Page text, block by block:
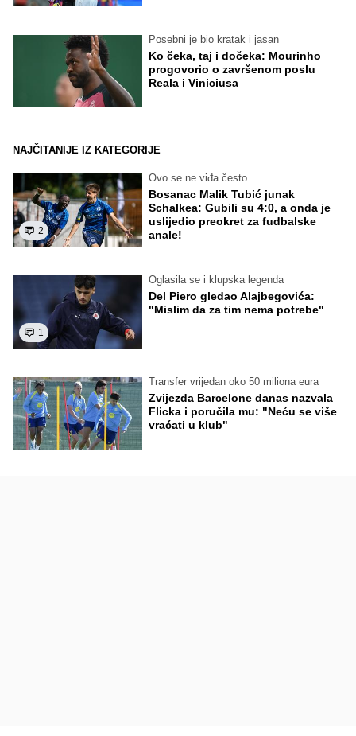
Posebni je bio kratak i jasan
Ko čeka, taj i dočeka: Mourinho
progovorio o završenom poslu
Reala i Viniciusa
NAJČITANIJE IZ KATEGORIJE
2
Ovo se ne viđa često
Bosanac Malik Tubić junak
Schalkea: Gubili su 4:0, a onda je
uslijedio preokret za fudbalske
anale!
1
Oglasila se i klupska legenda
Del Piero gledao Alajbegovića:
"Mislim da za tim nema potrebe"
Transfer vrijedan oko 50 miliona eura
Zvijezda Barcelone danas nazvala
Flicka i poručila mu: "Neću se više
vraćati u klub"